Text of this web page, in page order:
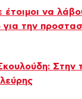
έτοιμοι να
για την
Στην